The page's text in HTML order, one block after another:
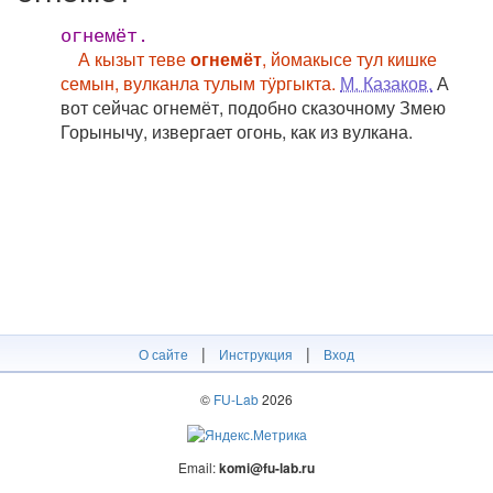
огнемёт.
А кызыт тевеогнемёт, йомакысе тул кишке
семын, вулканла тулым тӱргыкта. М. Казаков. А
вот сейчас огнемёт, подобно сказочному Змею
Горынычу, извергает огонь, как из вулкана.
О сайте | Инструкция | Вход
© FU-Lab2026
Email:komi@fu-lab.ru